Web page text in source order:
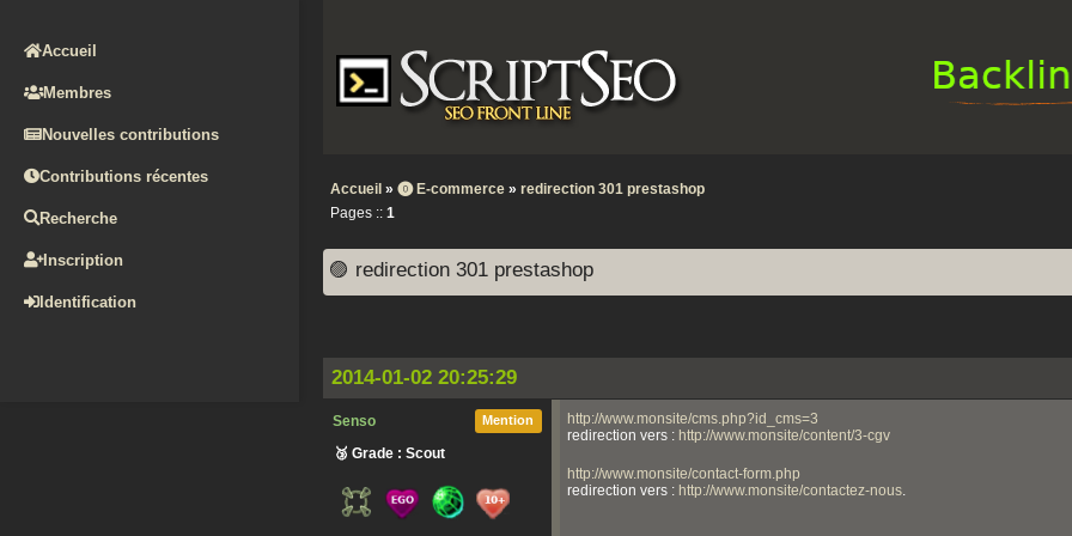
Accueil
Membres
Nouvelles contributions
Contributions récentes
Recherche
Inscription
Identification
Accueil » ⓿ E-commerce » redirection 301 prestashop
Pages :: 1
🟣 redirection 301 prestashop
2014-01-02 20:25:29
Mention
Senso
🥉 Grade : Scout
http://www.monsite/cms.php?id_cms=3
redirection vers : http://www.monsite/content/3-cgv
http://www.monsite/contact-form.php
redirection vers : http://www.monsite/contactez-nous.